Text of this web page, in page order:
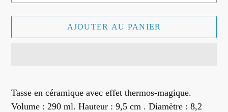
AJOUTER AU PANIER
d'un
produit
Tasse en céramique avec effet thermos-magique.
Volume : 290 ml. Hauteur : 9,5 cm . Diamètre : 8,2